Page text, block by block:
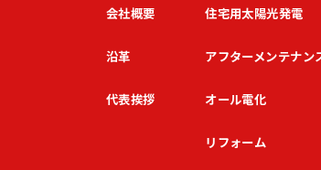
会社概要
沿革
代表挨拶
住宅用太陽光発電
アフターメンテナン
オール電化
リフォーム